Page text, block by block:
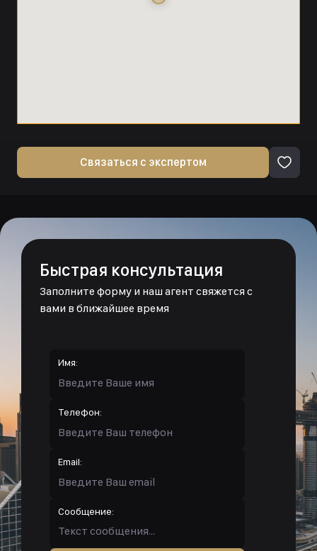
Связаться с экспертом
Быстрая консультация
Заполните форму и наш агент свяжется с
вами в ближайшее время
Имя:
Телефон:
Email:
Сообщение: